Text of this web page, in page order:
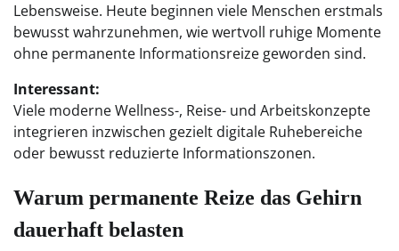
Lebensweise. Heute beginnen viele Menschen erstmals
bewusst wahrzunehmen, wie wertvoll ruhige Momente
ohne permanente Informationsreize geworden sind.
Interessant:
Viele moderne Wellness-, Reise- und Arbeitskonzepte
integrieren inzwischen gezielt digitale Ruhebereiche
oder bewusst reduzierte Informationszonen.
Warum permanente Reize das Gehirn
dauerhaft belasten